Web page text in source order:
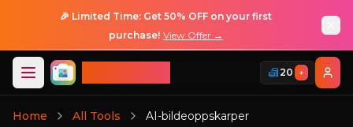
🎉 Limited Time: Get 50% OFF on your first
purchase! View Offer →
20 +
Home All Tools AI-bildeoppskarper